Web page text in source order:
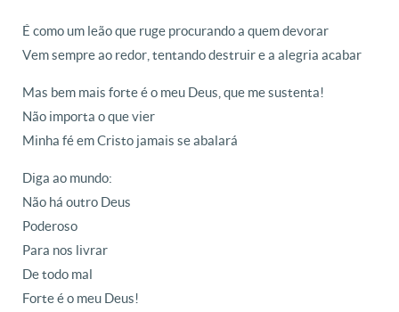
É como um leão que ruge procurando a quem devorar
Vem sempre ao redor, tentando destruir e a alegria acabar
Mas bem mais forte é o meu Deus, que me sustenta!
Não importa o que vier
Minha fé em Cristo jamais se abalará
Diga ao mundo:
Não há outro Deus
Poderoso
Para nos livrar
De todo mal
Forte é o meu Deus!